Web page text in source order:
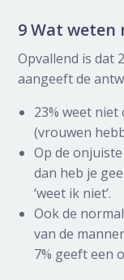
9 Wat weten
Opvallend is dat
aangeeft de
23% weet
(vrouwen
Op de
dan heb je
‘weet ik niet’.
Ook de
van de
7% geeft een